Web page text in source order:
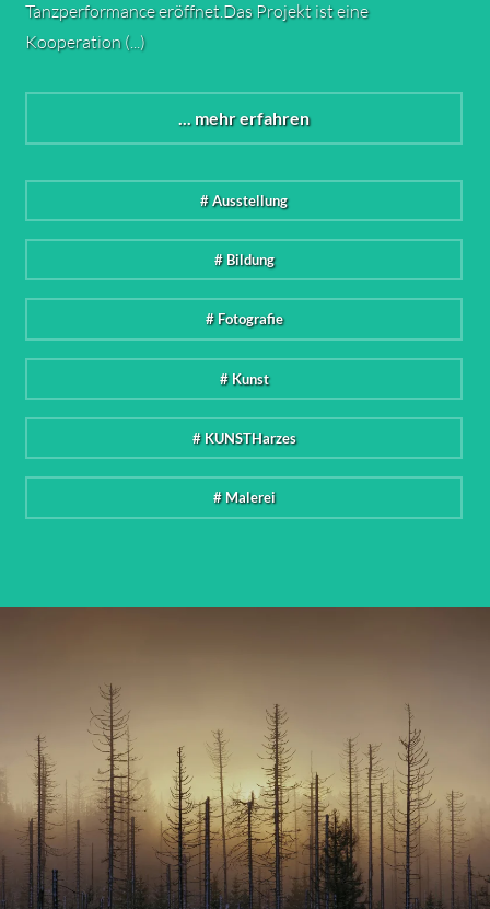
Tanzperformance eröffnet.Das Projekt ist eine
Kooperation (...)
... mehr erfahren
# Ausstellung
# Bildung
# Fotografie
# Kunst
# KUNSTHarzes
# Malerei